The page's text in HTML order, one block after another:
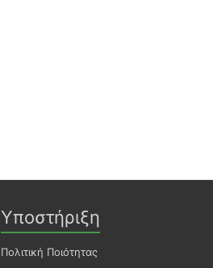
Υποστήριξη
Πολιτική Ποιότητας